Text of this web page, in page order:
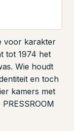
voor karakter
tot 1974 het
Wie houdt
en toch
kamers met